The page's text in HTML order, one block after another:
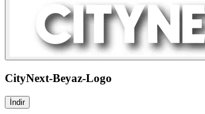
CityNext-Beyaz-Logo
İndir